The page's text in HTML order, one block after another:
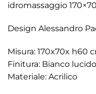
idromassaggio
Design Alessandro
Misura: 170x70x h60
Finitura: Bianco lucido
Materiale: Acrilico